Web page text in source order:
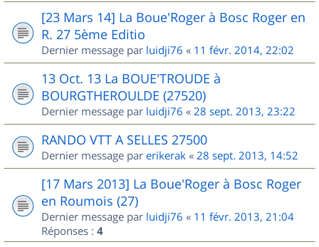
[23 Mars 14] La Boue'Roger à Bosc Roger en
R. 27 5ème Editio
Dernier message par luidji76 « 11 févr. 2014, 22:02
13 Oct. 13 La BOUE'TROUDE à
BOURGTHEROULDE (27520)
Dernier message par luidji76 « 28 sept. 2013, 23:22
RANDO VTT A SELLES 27500
Dernier message par erikerak « 28 sept. 2013, 14:52
[17 Mars 2013] La Boue'Roger à Bosc Roger
en Roumois (27)
Dernier message par luidji76 « 11 févr. 2013, 21:04
Réponses : 4